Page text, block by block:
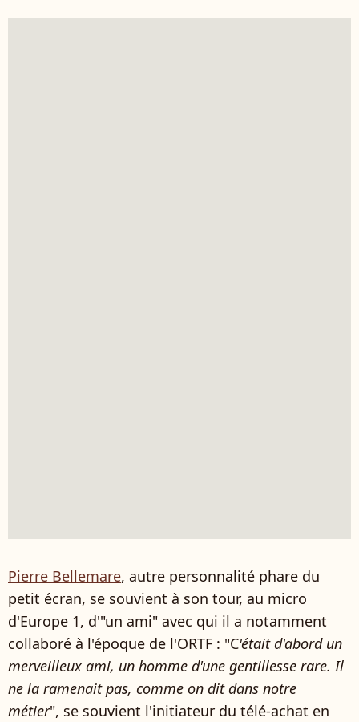
Pierre Bellemare, autre personnalité phare du
petit écran, se souvient à son tour, au micro
d'Europe 1, d'"un ami" avec qui il a notamment
collaboré à l'époque de l'ORTF : "C'était d'abord un
merveilleux ami, un homme d'une gentillesse rare. Il
ne la ramenait pas, comme on dit dans notre
métier", se souvient l'initiateur du télé-achat en